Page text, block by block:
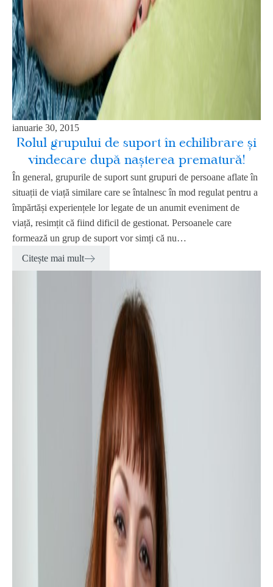
ianuarie 30, 2015
Rolul grupului de suport în echilibrare și
vindecare după nașterea prematură!
În general, grupurile de suport sunt grupuri de persoane aflate în
situații de viață similare care se întalnesc în mod regulat pentru a
împărtăși experiențele lor legate de un anumit eveniment de
viață, resimțit că fiind dificil de gestionat. Persoanele care
formează un grup de suport vor simți că nu…
Citește mai mult